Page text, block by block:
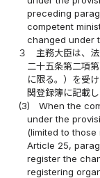
preceding
competent
changed under
３
主務大臣は、
二十五条第二項
に限る。）を受
関登録簿に記載
(3)
When the
under the
(limited to
Article 25,
register the
registering